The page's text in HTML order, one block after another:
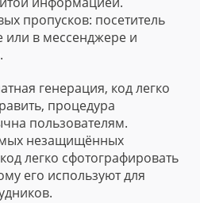
пропусков: посетитель
или в мессенджере и
генерация, код легко
процедура
пользователям.
незащищённых
легко сфотографировать
его используют для